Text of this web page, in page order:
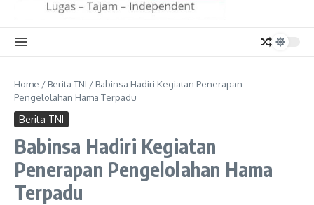
Home / Berita TNI / Babinsa Hadiri Kegiatan Penerapan
Pengelolahan Hama Terpadu
Berita TNI
Babinsa Hadiri Kegiatan
Penerapan Pengelolahan Hama
Terpadu